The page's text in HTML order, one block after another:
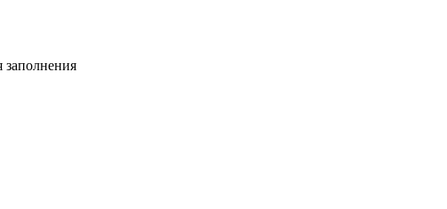
заполнения